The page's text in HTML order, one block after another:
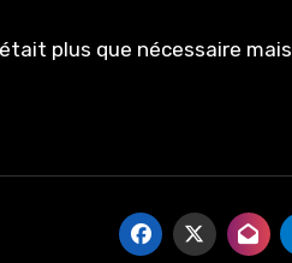
plus que nécessaire